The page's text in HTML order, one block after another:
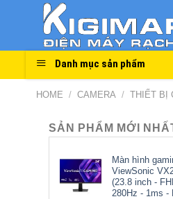
Danh mục sản phẩm
HOME / CAMERA / THIẾT BỊ
SẢN PHẨM MỚI
Màn hình
ViewSonic
(23.8 inch -
280Hz - 1ms -